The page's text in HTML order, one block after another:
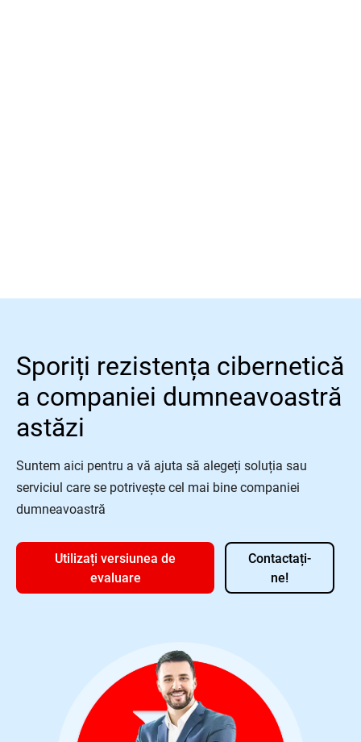
Sporiți rezistența cibernetică
a companiei dumneavoastră
astăzi
Suntem aici pentru a vă ajuta să alegeți soluția sau
serviciul care se potrivește cel mai bine companiei
dumneavoastră
Utilizați versiunea de
evaluare
Contactați-
ne!